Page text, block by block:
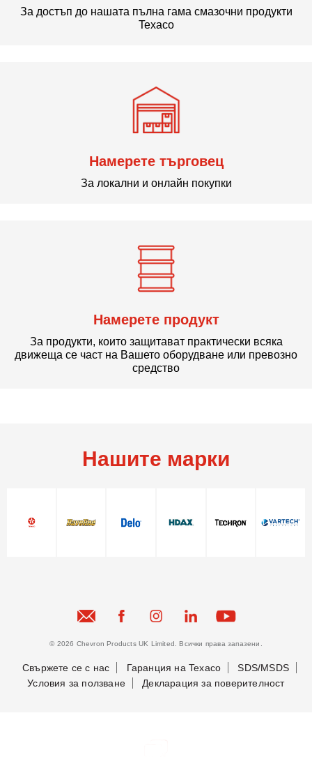
За достъп до нашата пълна гама смазочни продукти
Texaco
Намерете търговец
За локални и онлайн покупки
Намерете продукт
За продукти, които защитават практически всяка
движеща се част на Вашето оборудване или превозно
средство
Нашите марки
© 2026 Chevron Products UK Limited. Всички права запазени.
Свържете се с нас Гаранция на Texaco
SDS/MSDS
Условия за ползване
Декларация за поверителност